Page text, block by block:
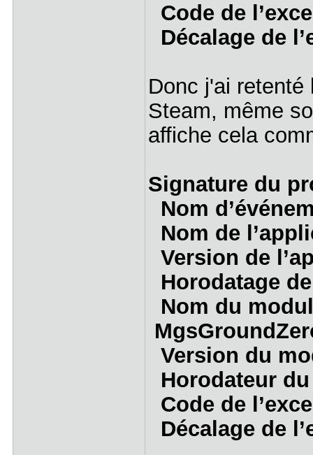
Code de
Décalage de
Donc j'ai retenté
Steam, même
affiche cela
Signature du
Nom
Nom de
Version de
Horodatage
Nom du
Version du
Horodateur
Code de
Décalage de